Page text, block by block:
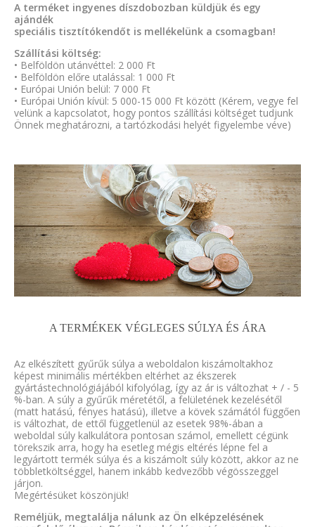
A terméket ingyenes díszdobozban küldjük és egy
ajándék
speciális tisztítókendőt is mellékelünk a csomagban!
Szállítási költség:
• Belföldön utánvéttel: 2 000 Ft
• Belföldön előre utalással: 1 000 Ft
• Európai Unión belül: 7 000 Ft
• Európai Unión kívül: 5 000-15 000 Ft között (Kérem, vegye fel
velünk a kapcsolatot, hogy pontos szállítási költséget tudjunk
Önnek meghatározni, a tartózkodási helyét figyelembe véve)
A TERMÉKEK VÉGLEGES SÚLYA ÉS ÁRA
Az elkészített gyűrűk súlya a weboldalon kiszámoltakhoz
képest minimális mértékben eltérhet az ékszerek
gyártástechnológiájából kifolyólag, így az ár is változhat + / - 5
%-ban. A súly a gyűrűk méretétől, a felületének kezelésétől
(matt hatású, fényes hatású), illetve a kövek számától függően
is változhat, de ettől függetlenül az esetek 98%-ában a
weboldal súly kalkulátora pontosan számol, emellett cégünk
törekszik arra, hogy ha esetleg mégis eltérés lépne fel a
legyártott termék súlya és a kiszámolt súly között, akkor az ne
többletköltséggel, hanem inkább kedvezőbb végösszeggel
járjon.
Megértésüket köszönjük!
Reméljük, megtalálja nálunk az Ön elképzelésének